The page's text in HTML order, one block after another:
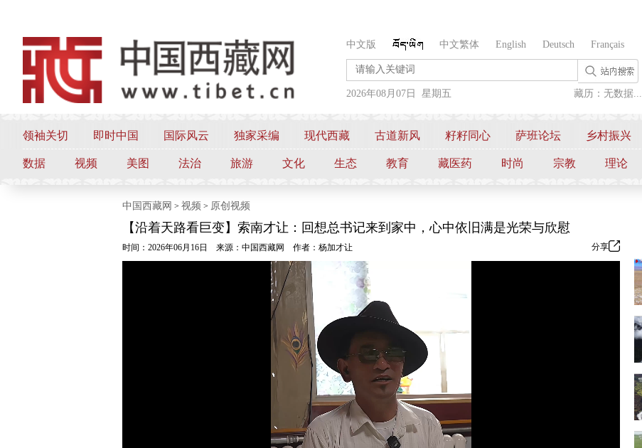
中文版 中文繁体 English Deutsch Français
2026年08月07日 星期五 藏历：无数据...
领袖关切 即时中国 国际风云 独家采编 现代西藏 古道新风 籽籽同心 萨班论坛 乡村振兴
数据 视频 美图 法治 旅游 文化 生态 教育 藏医药 时尚 宗教 理论
中国西藏网 > 视频 > 原创视频
【沿着天路看巨变】索南才让：回想总书记来到家中，心中依旧满是光荣与欣慰
时间：2026年06月16日 来源：中国西藏网 作者：杨加才让 分享